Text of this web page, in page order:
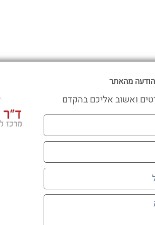
מהאתר
ואשוב אליכם בהקדם